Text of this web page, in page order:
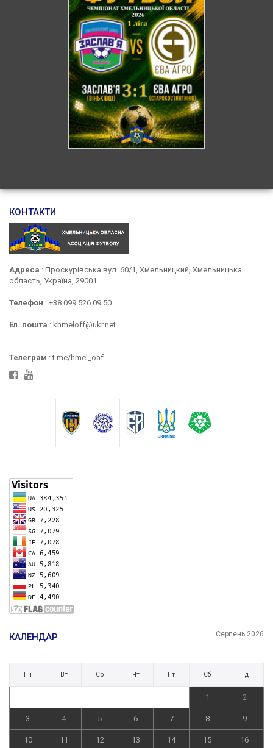
КОНТАКТИ
Адреса : Проскурівська вул. 60/1, Хмельницкий, Хмельницька
область, Україна, 29001
Телефон : +38 099 526 09 50
Ел. пошта : khmeloff@ukr.net
Телеграм : t.me/hmel_oaf
КАЛЕНДАР Серпень 2026
Пн Вт Ср Чт Пт Сб Нд
1 2
3 4 5 6 7 8 9
10 11 12 13 14 15 16